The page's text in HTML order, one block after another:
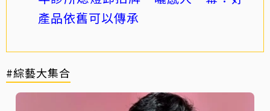
產品依舊可以傳承
#綜藝大集合